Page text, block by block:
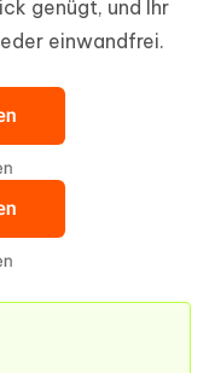
genügt, und Ihr
einwandfrei.